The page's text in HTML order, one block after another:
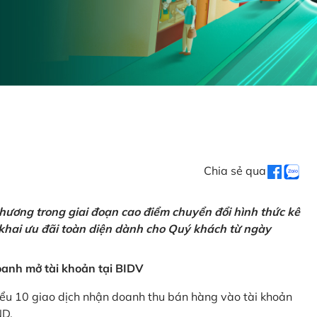
Chia sẻ qua
trong giai đoạn cao điểm chuyển đổi hình thức kê
ưu đãi toàn diện dành cho Quý khách từ ngày
mở tài khoản tại BIDV
10 giao dịch nhận doanh thu bán hàng vào tài khoản